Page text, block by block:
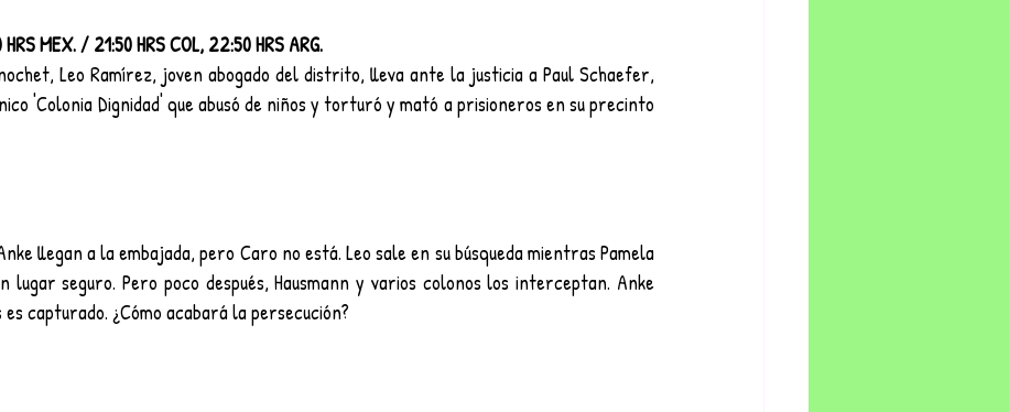
MEX. / 21:50 HRS COL, 22:50 HRS ARG.
Leo Ramírez, joven abogado del distrito, lleva ante la justicia a Paul Schaefer,
'Colonia Dignidad' que abusó de niños y torturó y mató a prisioneros en su precinto
llegan a la embajada, pero Caro no está. Leo sale en su búsqueda mientras Pamela
lugar seguro. Pero poco después, Hausmann y varios colonos los interceptan. Anke
capturado. ¿Cómo acabará la persecución?